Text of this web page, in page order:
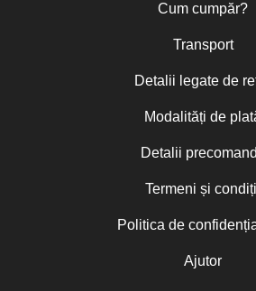
Cum cumpăr?
Transport
Detalii legate de
Modalități de
Detalii
Termeni și
Politica de
Ajutor